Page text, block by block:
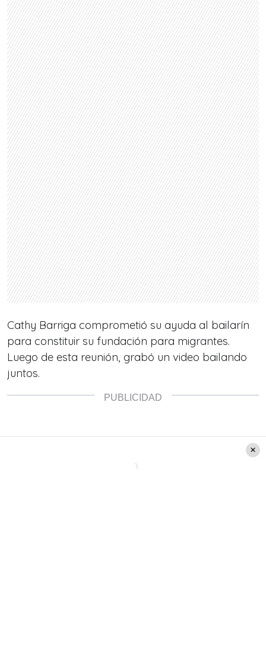
Cathy Barriga comprometió su ayuda al bailarín
para constituir su fundación para migrantes.
Luego de esta reunión, grabó un video bailando
juntos.